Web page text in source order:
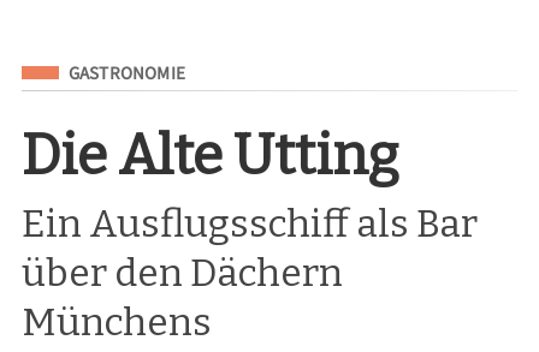
Eingeordnet unter
GASTRONOMIE
Die Alte Utting
Ein Ausflugsschiff als Bar
über den Dächern
Münchens